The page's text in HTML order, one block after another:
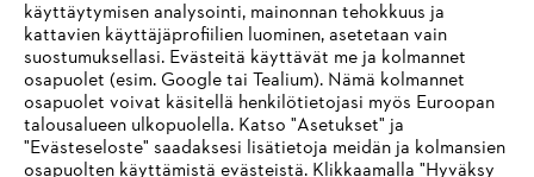
Yritys
STIHL FAQ
käyttäytymisen analysointi, mainonnan tehokkuus ja
kattavien käyttäjäprofiilien luominen, asetetaan vain
suostumuksellasi. Evästeitä käyttävät me ja kolmannet
osapuolet (esim. Google tai Tealium). Nämä kolmannet
osapuolet voivat käsitellä henkilötietojasi myös Euroopan
talousalueen ulkopuolella. Katso "Asetukset" ja
"Evästeseloste" saadaksesi lisätietoja meidän ja kolmansien
osapuolten käyttämistä evästeistä. Klikkaamalla "Hyväksy